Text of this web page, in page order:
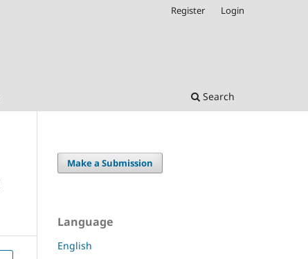
Search
Register Login
Make a Submission
Language
English